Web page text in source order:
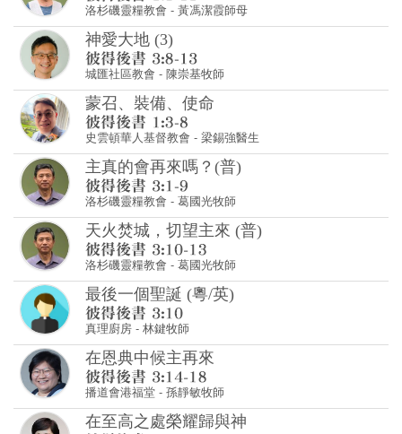
洛杉磯靈糧教會 - 黃馮潔霞師母
神愛大地 (3)
城匯社區教會 - 陳崇基牧師
蒙召、裝備、使命
史雲頓華人基督教會 - 梁錫強醫生
主真的會再來嗎？(普)
洛杉磯靈糧教會 - 葛國光牧師
天火焚城，切望主來 (普)
洛杉磯靈糧教會 - 葛國光牧師
最後一個聖誕 (粵/英)
真理廚房 - 林鍵牧師
在恩典中候主再來
播道會港福堂 - 孫靜敏牧師
在至高之處榮耀歸與神